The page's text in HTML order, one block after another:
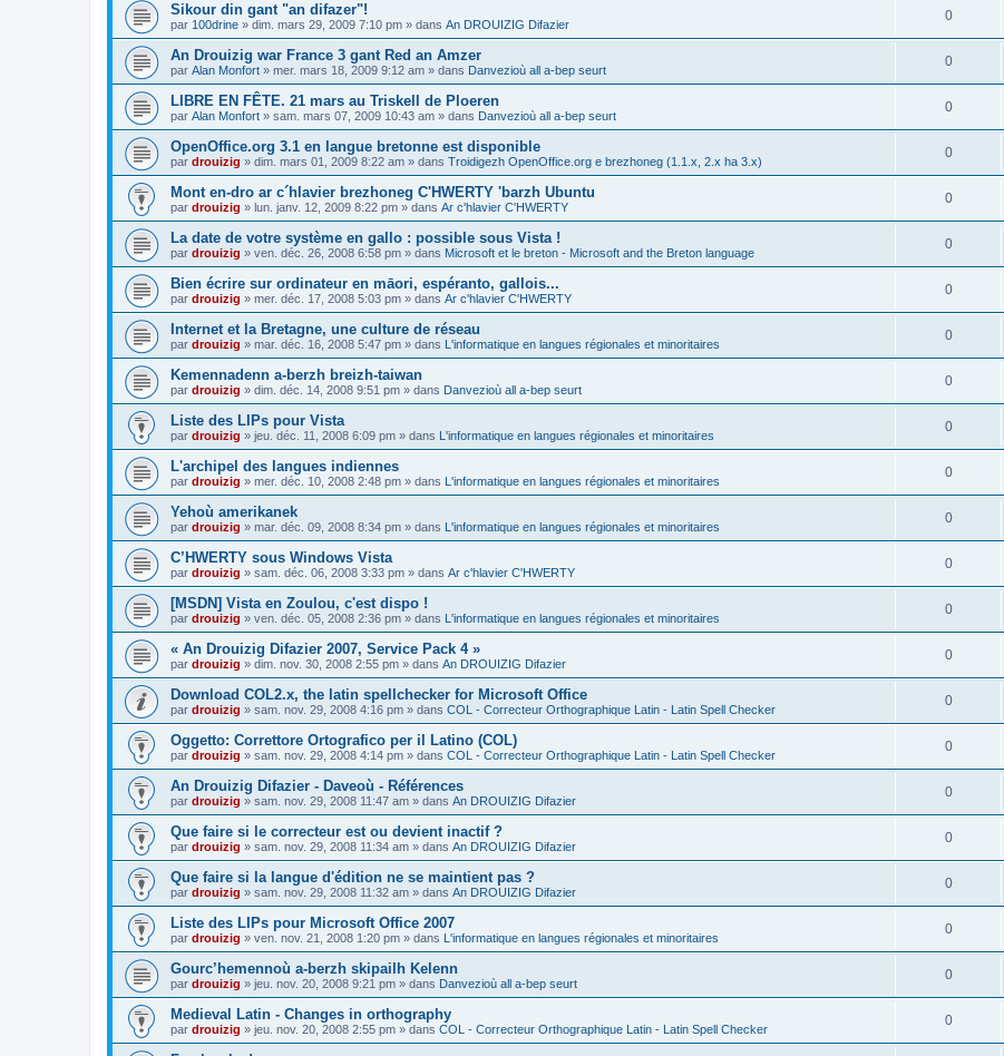
Sikour din gant "an difazer"!
par 100drine » dim. mars 29, 2009 7:10 pm » dans An DROUIZIG Difazier
0
An Drouizig war France 3 gant Red an Amzer
par Alan Monfort » mer. mars 18, 2009 9:12 am » dans Danvezioù all a-bep seurt
0
LIBRE EN FÊTE. 21 mars au Triskell de Ploeren
par Alan Monfort » sam. mars 07, 2009 10:43 am » dans Danvezioù all a-bep seurt
0
OpenOffice.org 3.1 en langue bretonne est disponible
par drouizig » dim. mars 01, 2009 8:22 am » dans Troidigezh OpenOffice.org e brezhoneg (1.1.x, 2.x ha 3.x)
0
Mont en-dro ar c´hlavier brezhoneg C'HWERTY 'barzh Ubuntu
par drouizig » lun. janv. 12, 2009 8:22 pm » dans Ar c'hlavier C'HWERTY
0
La date de votre système en gallo : possible sous Vista !
par drouizig » ven. déc. 26, 2008 6:58 pm » dans Microsoft et le breton - Microsoft and the Breton language
0
Bien écrire sur ordinateur en māori, espéranto, gallois...
par drouizig » mer. déc. 17, 2008 5:03 pm » dans Ar c'hlavier C'HWERTY
0
Internet et la Bretagne, une culture de réseau
par drouizig » mar. déc. 16, 2008 5:47 pm » dans L'informatique en langues régionales et minoritaires
0
Kemennadenn a-berzh breizh-taiwan
par drouizig » dim. déc. 14, 2008 9:51 pm » dans Danvezioù all a-bep seurt
0
Liste des LIPs pour Vista
par drouizig » jeu. déc. 11, 2008 6:09 pm » dans L'informatique en langues régionales et minoritaires
0
L'archipel des langues indiennes
par drouizig » mer. déc. 10, 2008 2:48 pm » dans L'informatique en langues régionales et minoritaires
0
Yehoù amerikanek
par drouizig » mar. déc. 09, 2008 8:34 pm » dans L'informatique en langues régionales et minoritaires
0
C’HWERTY sous Windows Vista
par drouizig » sam. déc. 06, 2008 3:33 pm » dans Ar c'hlavier C'HWERTY
0
[MSDN] Vista en Zoulou, c'est dispo !
par drouizig » ven. déc. 05, 2008 2:36 pm » dans L'informatique en langues régionales et minoritaires
0
« An Drouizig Difazier 2007, Service Pack 4 »
par drouizig » dim. nov. 30, 2008 2:55 pm » dans An DROUIZIG Difazier
0
Download COL2.x, the latin spellchecker for Microsoft Office
par drouizig » sam. nov. 29, 2008 4:16 pm » dans COL - Correcteur Orthographique Latin - Latin Spell Checker
0
Oggetto: Correttore Ortografico per il Latino (COL)
par drouizig » sam. nov. 29, 2008 4:14 pm » dans COL - Correcteur Orthographique Latin - Latin Spell Checker
0
An Drouizig Difazier - Daveoù - Références
par drouizig » sam. nov. 29, 2008 11:47 am » dans An DROUIZIG Difazier
0
Que faire si le correcteur est ou devient inactif ?
par drouizig » sam. nov. 29, 2008 11:34 am » dans An DROUIZIG Difazier
0
Que faire si la langue d'édition ne se maintient pas ?
par drouizig » sam. nov. 29, 2008 11:32 am » dans An DROUIZIG Difazier
0
Liste des LIPs pour Microsoft Office 2007
par drouizig » ven. nov. 21, 2008 1:20 pm » dans L'informatique en langues régionales et minoritaires
0
Gourc’hemennoù a-berzh skipailh Kelenn
par drouizig » jeu. nov. 20, 2008 9:21 pm » dans Danvezioù all a-bep seurt
0
Medieval Latin - Changes in orthography
par drouizig » jeu. nov. 20, 2008 2:55 pm » dans COL - Correcteur Orthographique Latin - Latin Spell Checker
0